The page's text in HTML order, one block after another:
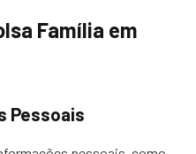
Família em
Pessoais